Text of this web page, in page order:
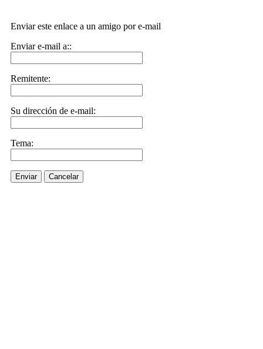
Enviar este enlace a un amigo por e-mail
Enviar e-mail a::
Remitente:
Su dirección de e-mail:
Tema:
Enviar Cancelar